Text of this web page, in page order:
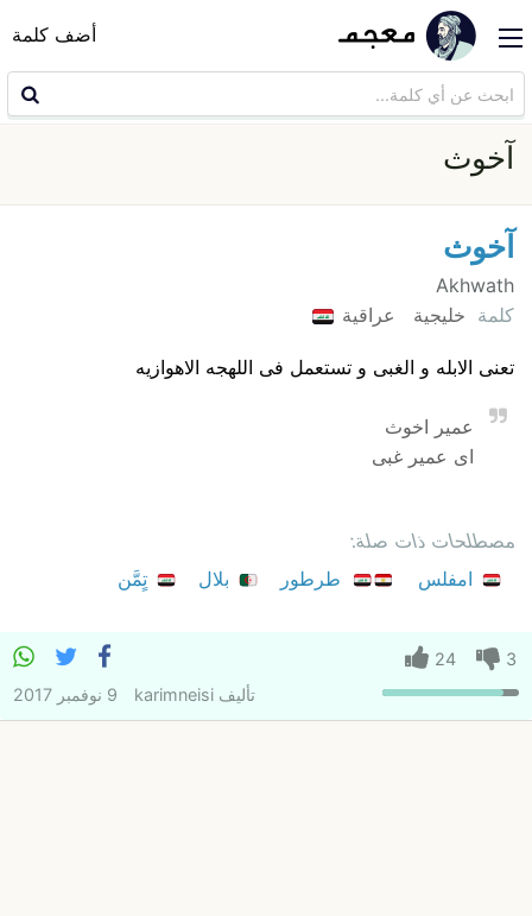
أضف كلمة
آخوث
آخوث
Akhwath
كلمة خليجية عراقية
تعنی الابله و الغبی و تستعمل فی اللهجه الاهوازیه
عمیر اخوث
ای عمیر غبی
مصطلحات ذات صلة:
امفلس
طرطور بلال تٍمَّن
3
24
تأليفkarimneisi 9 نوفمبر 2017